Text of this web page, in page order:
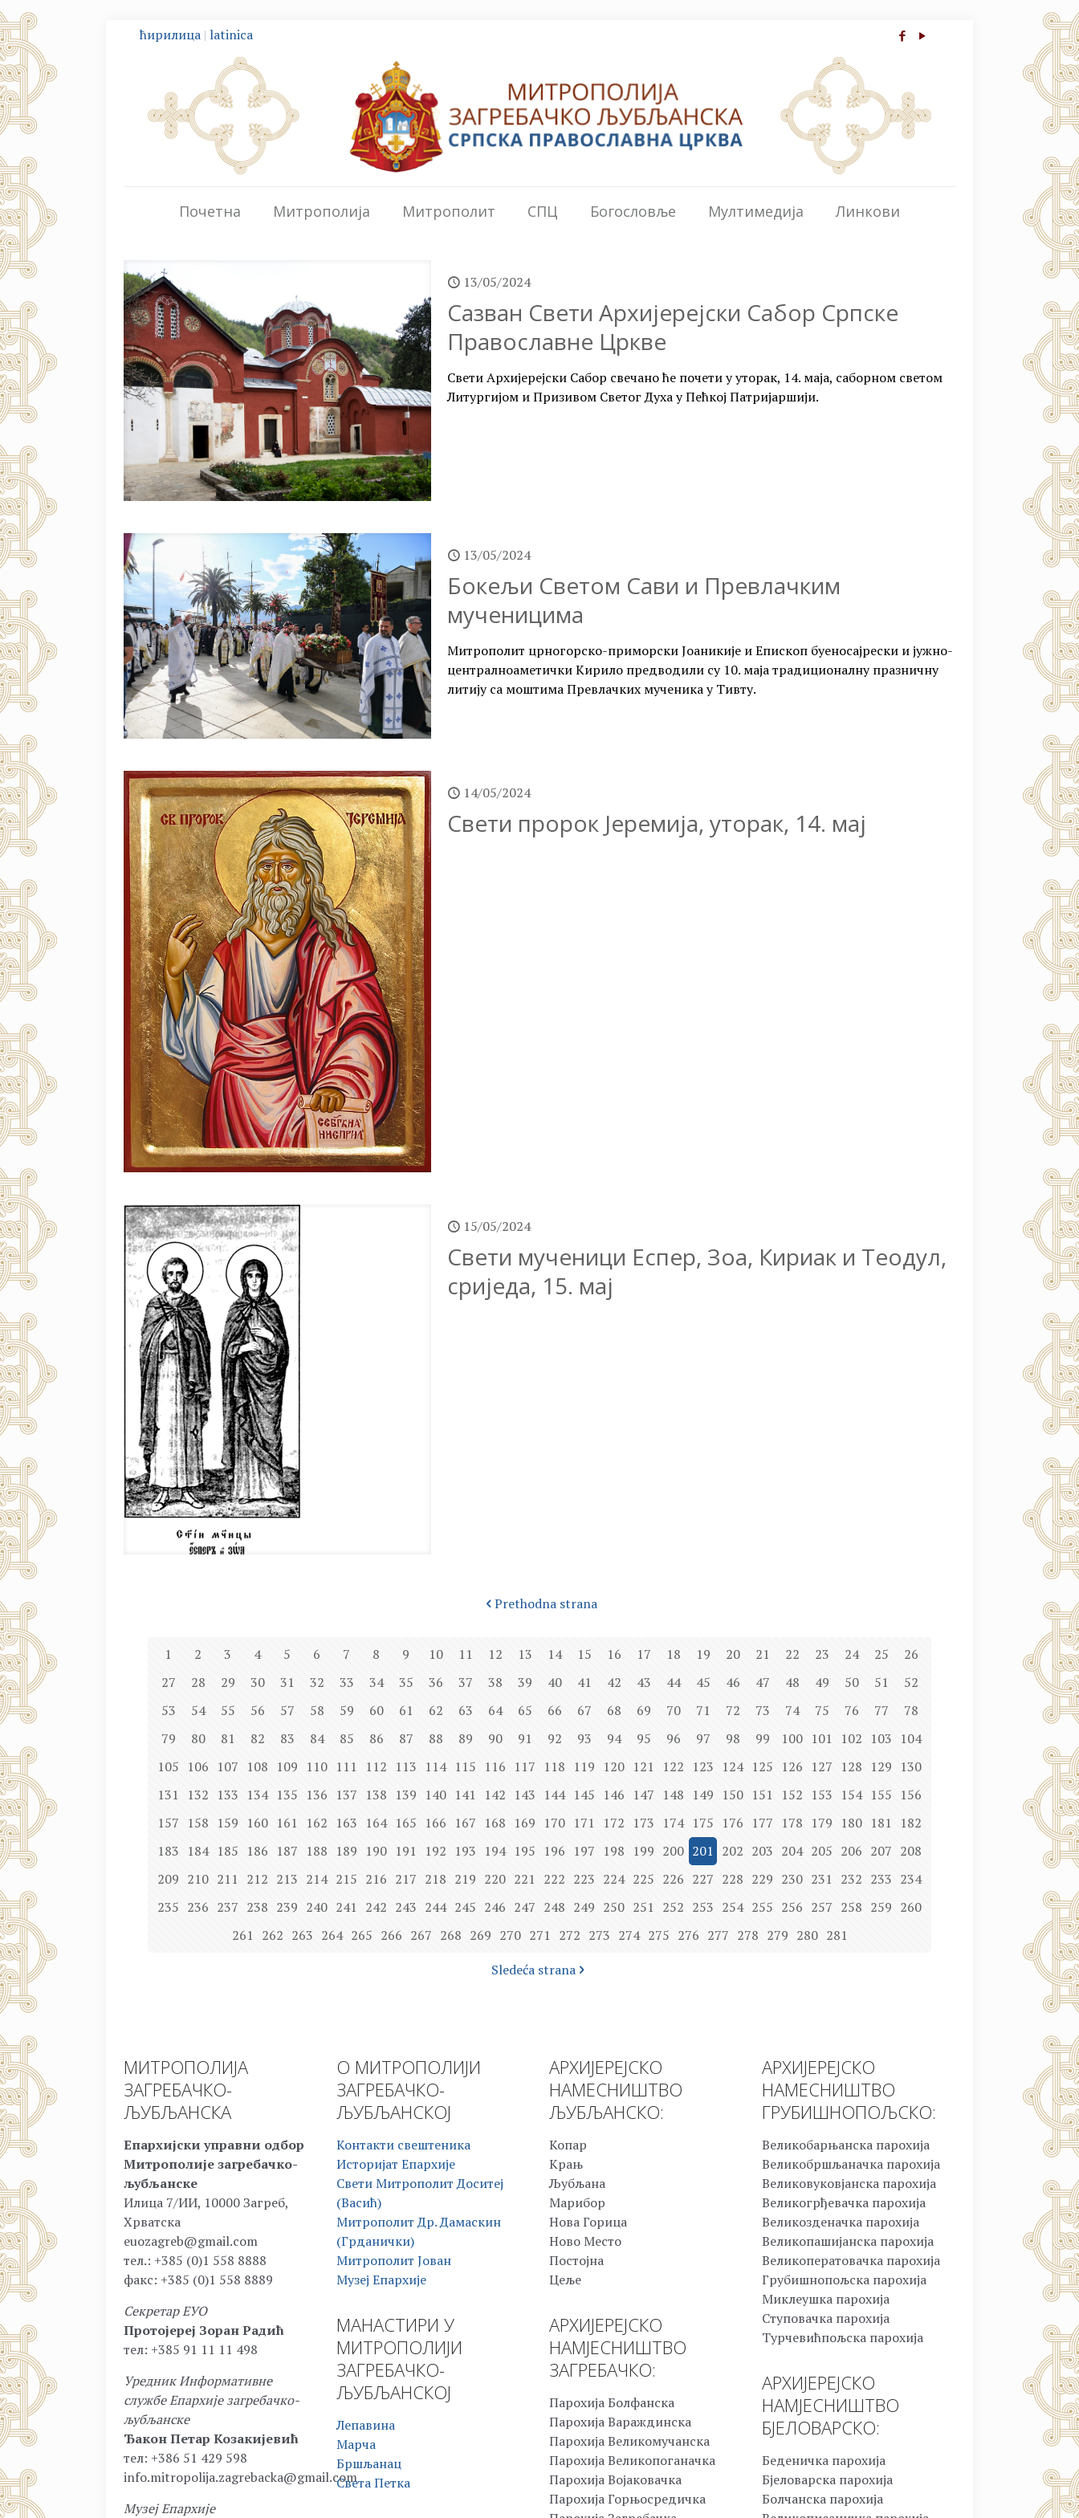
ћирилица | latinica
Почетна Митрополија Митрополит СПЦ Богословље Мултимедија Линкови
13/05/2024
Сазван Свети Архијерејски Сабор Српске
Православне Цркве
Свети Архијерејски Сабор свечано ће почети у уторак, 14. маја, саборном светом
Литургијом и Призивом Светог Духа у Пећкој Патријаршији.
13/05/2024
Бокељи Светом Сави и Превлачким
мученицима
Митрополит црногорско-приморски Јоаникије и Епископ буеносајрески и јужно-
централноаметички Кирило предводили су 10. маја традиционалну празничну
литију са моштима Превлачких мученика у Тивту.
14/05/2024
Свети пророк Јеремија, уторак, 14. мај
15/05/2024
Свети мученици Еспер, Зоа, Кириак и Теодул,
сриједа, 15. мај
Prethodna strana
1 2 3 4 5 6 7 8 9 10 11 12 13 14 15 16 17 18 19 20 21 22 23 24 25
26
27
28 29 30 31 32 33 34 35 36 37 38 39 40 41 42 43 44 45 46 47 48 49 50 51
52
53
54 55 56 57 58 59 60 61 62 63 64 65 66 67 68 69 70 71 72 73 74 75 76 77
78
79
80 81 82 83 84 85 86 87 88 89 90 91 92 93 94 95 96 97 98 99 100 101 102 103 104
105 106 107 108 109 110 111 112 113 114 115 116 117 118 119 120 121 122 123 124 125 126 127 128 129 130
131
132 133 134 135 136 137 138 139 140 141 142 143 144 145 146 147 148 149 150 151 152 153 154 155 156
157 158 159 160 161 162 163 164 165 166 167 168 169 170 171 172 173 174 175 176 177 178 179 180 181
182
183 184 185 186 187 188 189 190 191 192 193 194 195 196 197 198 199 200 201 202 203 204 205 206 207 208
209 210 211 212 213 214 215 216 217 218 219 220 221 222 223 224 225 226 227 228 229 230 231 232 233 234
235 236 237 238 239 240 241 242 243 244 245 246 247 248 249 250 251 252 253 254 255 256 257 258 259 260
261 262 263 264 265 266 267 268 269 270 271 272 273 274 275 276 277 278 279 280 281
Sledeća strana
МИТРОПОЛИЈА
ЗАГРЕБАЧКО-
ЉУБЉАНСКА
Епархијски управни одбор
Митрополије загребачко-
љубљанске
Илица 7/ИИ, 10000 Загреб,
Хрватска
euozagreb@gmail.com
тел.: +385 (0)1 558 8888
факс: +385 (0)1 558 8889
Секретар ЕУО
Протојереј Зоран Радић
тел: +385 91 11 11 498
Уредник Информативне
службе Епархије загребачко-
љубљанске
Ђакон Петар Козакијевић
тел: +386 51 429 598
info.mitropolija.zagrebacka@gmail.com
Музеј Епархије
О МИТРОПОЛИЈИ
ЗАГРЕБАЧКО-
ЉУБЉАНСКОЈ
Контакти свештеника
Историјат Епархије
Свети Митрополит Доситеј
(Васић)
Митрополит Др. Дамаскин
(Грданички)
Митрополит Јован
Музеј Епархије
МАНАСТИРИ У
МИТРОПОЛИЈИ
ЗАГРЕБАЧКО-
ЉУБЉАНСКОЈ
Лепавина
Марча
Бршљанац
Света Петка
АРХИЈЕРЕЈСКО
НАМЕСНИШТВО
ЉУБЉАНСКО:
Копар
Крањ
Љубљана
Марибор
Нова Горица
Ново Место
Постојна
Цеље
АРХИЈЕРЕЈСКО
НАМЈЕСНИШТВО
ЗАГРЕБАЧКО:
Парохија Болфанска
Парохија Вараждинска
Парохија Великомучанска
Парохија Великопоганачка
Парохија Војаковачка
Парохија Горњосредичка
АРХИЈЕРЕЈСКО
НАМЕСНИШТВО
ГРУБИШНОПОЉСКО:
Великобарњанска парохија
Великобршљаначка парохија
Великовуковјанска парохија
Великогрђевачка парохија
Великозденачка парохија
Великопашијанска парохија
Великоператовачка парохија
Грубишнопољска парохија
Миклеушка парохија
Ступовачка парохија
Турчевићпољска парохија
АРХИЈЕРЕЈСКО
НАМЈЕСНИШТВО
БЈЕЛОВАРСКО:
Беденичка парохија
Бјеловарска парохија
Болчанска парохија